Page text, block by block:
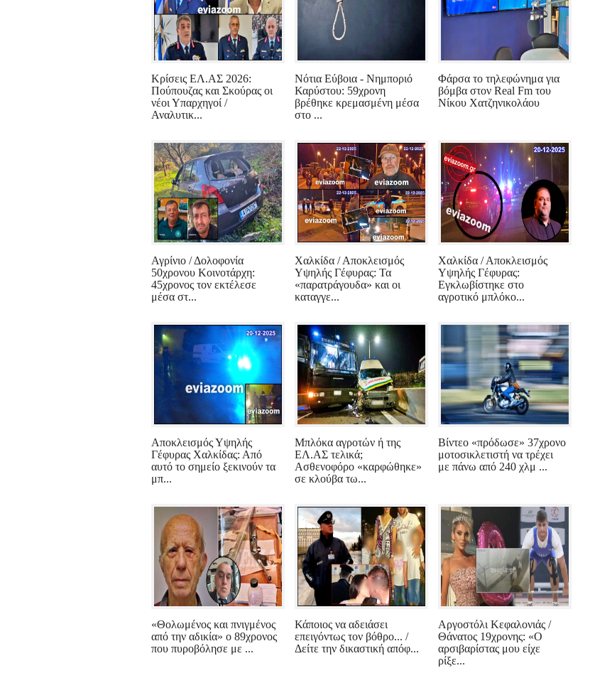
Κρίσεις ΕΛ.ΑΣ 2026:
Πούπουζας και Σκούρας οι
νέοι Υπαρχηγοί /
Αναλυτικ...
Νότια Εύβοια - Νημποριό
Καρύστου: 59χρονη
βρέθηκε κρεμασμένη μέσα
στο ...
Φάρσα το τηλεφώνημα για
βόμβα στον Real Fm του
Νίκου Χατζηνικολάου
Αγρίνιο / Δολοφονία
50χρονου Κοινοτάρχη:
45χρονος τον εκτέλεσε
μέσα στ...
Χαλκίδα / Αποκλεισμός
Υψηλής Γέφυρας: Τα
«παρατράγουδα» και οι
καταγγε...
Χαλκίδα / Αποκλεισμός
Υψηλής Γέφυρας:
Εγκλωβίστηκε στο
αγροτικό μπλόκο...
Αποκλεισμός Υψηλής
Γέφυρας Χαλκίδας: Από
αυτό το σημείο ξεκινούν τα
μπ...
Μπλόκα αγροτών ή της
ΕΛ.ΑΣ τελικά;
Ασθενοφόρο «καρφώθηκε»
σε κλούβα τω...
Βίντεο «πρόδωσε» 37χρονο
μοτοσικλετιστή να τρέχει
με πάνω από 240 χλμ ...
«Θολωμένος και πνιγμένος
από την αδικία» ο 89χρονος
που πυροβόλησε με ...
Κάποιος να αδειάσει
επειγόντως τον βόθρο... /
Δείτε την δικαστική απόφ...
Αργοστόλι Κεφαλονιάς /
Θάνατος 19χρονης: «Ο
αρσιβαρίστας μου είχε
ρίξε...